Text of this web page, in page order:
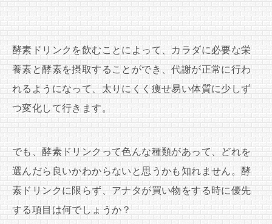
酵素ドリンクを飲むことによって、カラダに必要な栄
養素と酵素を摂取することができ、代謝が正常に行わ
れるようになって、太りにくく痩せ易い体質に少しず
つ変化して行きます。
でも、酵素ドリンクって色んな種類があって、どれを
選んだら良いかわからないと思うかも知れません。酵
素ドリンクに限らず、アナタが買い物をする時に優先
する項目は何でしょうか？